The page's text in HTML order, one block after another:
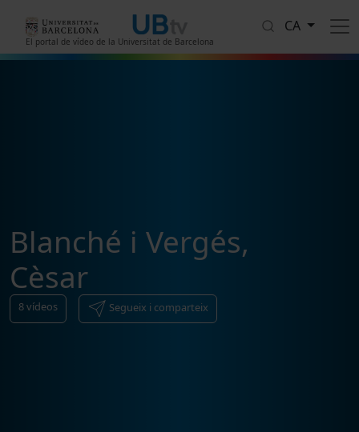
El portal de vídeo de la Universitat de Barcelona
CA
Blanché i Vergés,
Cèsar
8vídeos Segueix i comparteix